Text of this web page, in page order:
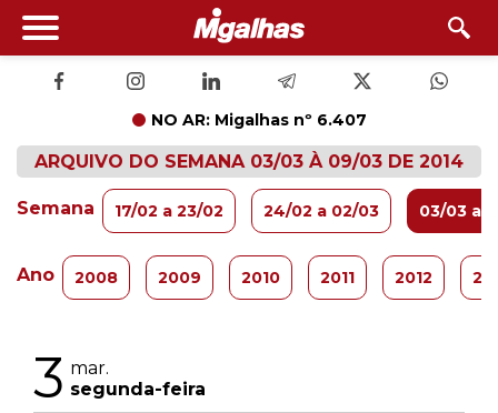
NO AR: Migalhas nº 6.407
ARQUIVO DO SEMANA 03/03 À 09/03 DE 2014
Semana 17/02 a 23/02 24/02 a 02/03 03/03 a
Ano 2008 2009 2010 2011 2012
3 mar.
segunda-feira